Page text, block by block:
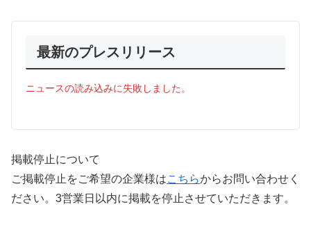
最新のプレスリリース
ニュースの読み込みに失敗しました。
掲載停止について
ご掲載停止をご希望の企業様はこちらからお問い合わせく
ださい。3営業日以内に掲載を停止させていただきます。